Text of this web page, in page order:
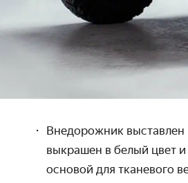
Внедорожник
выкрашен в белый цвет
основой для тканевого